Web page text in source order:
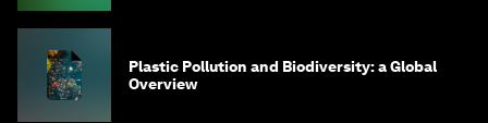
Plastic Pollution and Biodiversity: a Global
Overview